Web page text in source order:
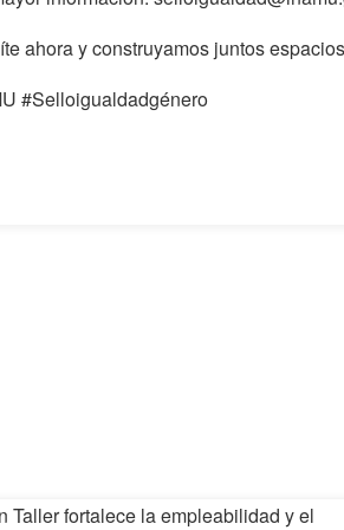
ahora y construyamos juntos
#Selloigualdadgénero